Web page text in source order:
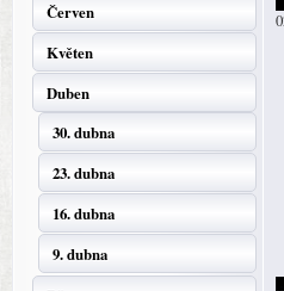
Červen
Květen
Duben
30. dubna
23. dubna
16. dubna
9. dubna